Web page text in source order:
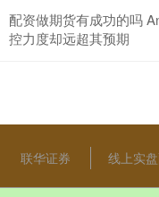
配资做期货有成功的吗
控力度却远超其预期
联华证券 线上实